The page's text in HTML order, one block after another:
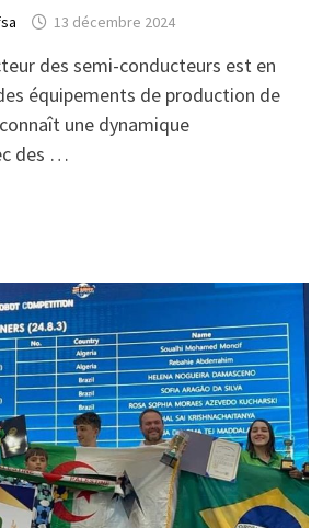
13 décembre 2024
des semi-conducteurs est en
équipements de production de
une dynamique
des …